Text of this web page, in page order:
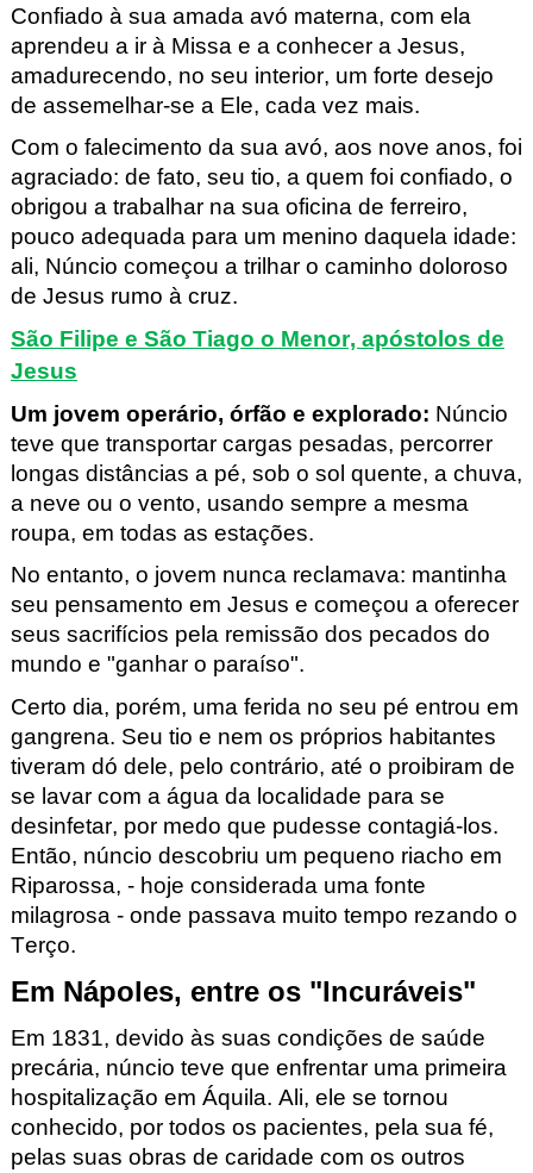
Confiado à sua amada avó materna, com ela
aprendeu a ir à Missa e a conhecer a Jesus,
amadurecendo, no seu interior, um forte desejo
de assemelhar-se a Ele, cada vez mais.
Com o falecimento da sua avó, aos nove anos, foi
agraciado: de fato, seu tio, a quem foi confiado, o
obrigou a trabalhar na sua oficina de ferreiro,
pouco adequada para um menino daquela idade:
ali, Núncio começou a trilhar o caminho doloroso
de Jesus rumo à cruz.
São Filipe e São Tiago o Menor, apóstolos de
Jesus
Um jovem operário, órfão e explorado: Núncio
teve que transportar cargas pesadas, percorrer
longas distâncias a pé, sob o sol quente, a chuva,
a neve ou o vento, usando sempre a mesma
roupa, em todas as estações.
No entanto, o jovem nunca reclamava: mantinha
seu pensamento em Jesus e começou a oferecer
seus sacrifícios pela remissão dos pecados do
mundo e "ganhar o paraíso".
Certo dia, porém, uma ferida no seu pé entrou em
gangrena. Seu tio e nem os próprios habitantes
tiveram dó dele, pelo contrário, até o proibiram de
se lavar com a água da localidade para se
desinfetar, por medo que pudesse contagiá-los.
Então, núncio descobriu um pequeno riacho em
Riparossa, - hoje considerada uma fonte
milagrosa - onde passava muito tempo rezando o
Terço.
Em Nápoles, entre os "Incuráveis"
Em 1831, devido às suas condições de saúde
precária, núncio teve que enfrentar uma primeira
hospitalização em Áquila. Ali, ele se tornou
conhecido, por todos os pacientes, pela sua fé,
pelas suas obras de caridade com os outros